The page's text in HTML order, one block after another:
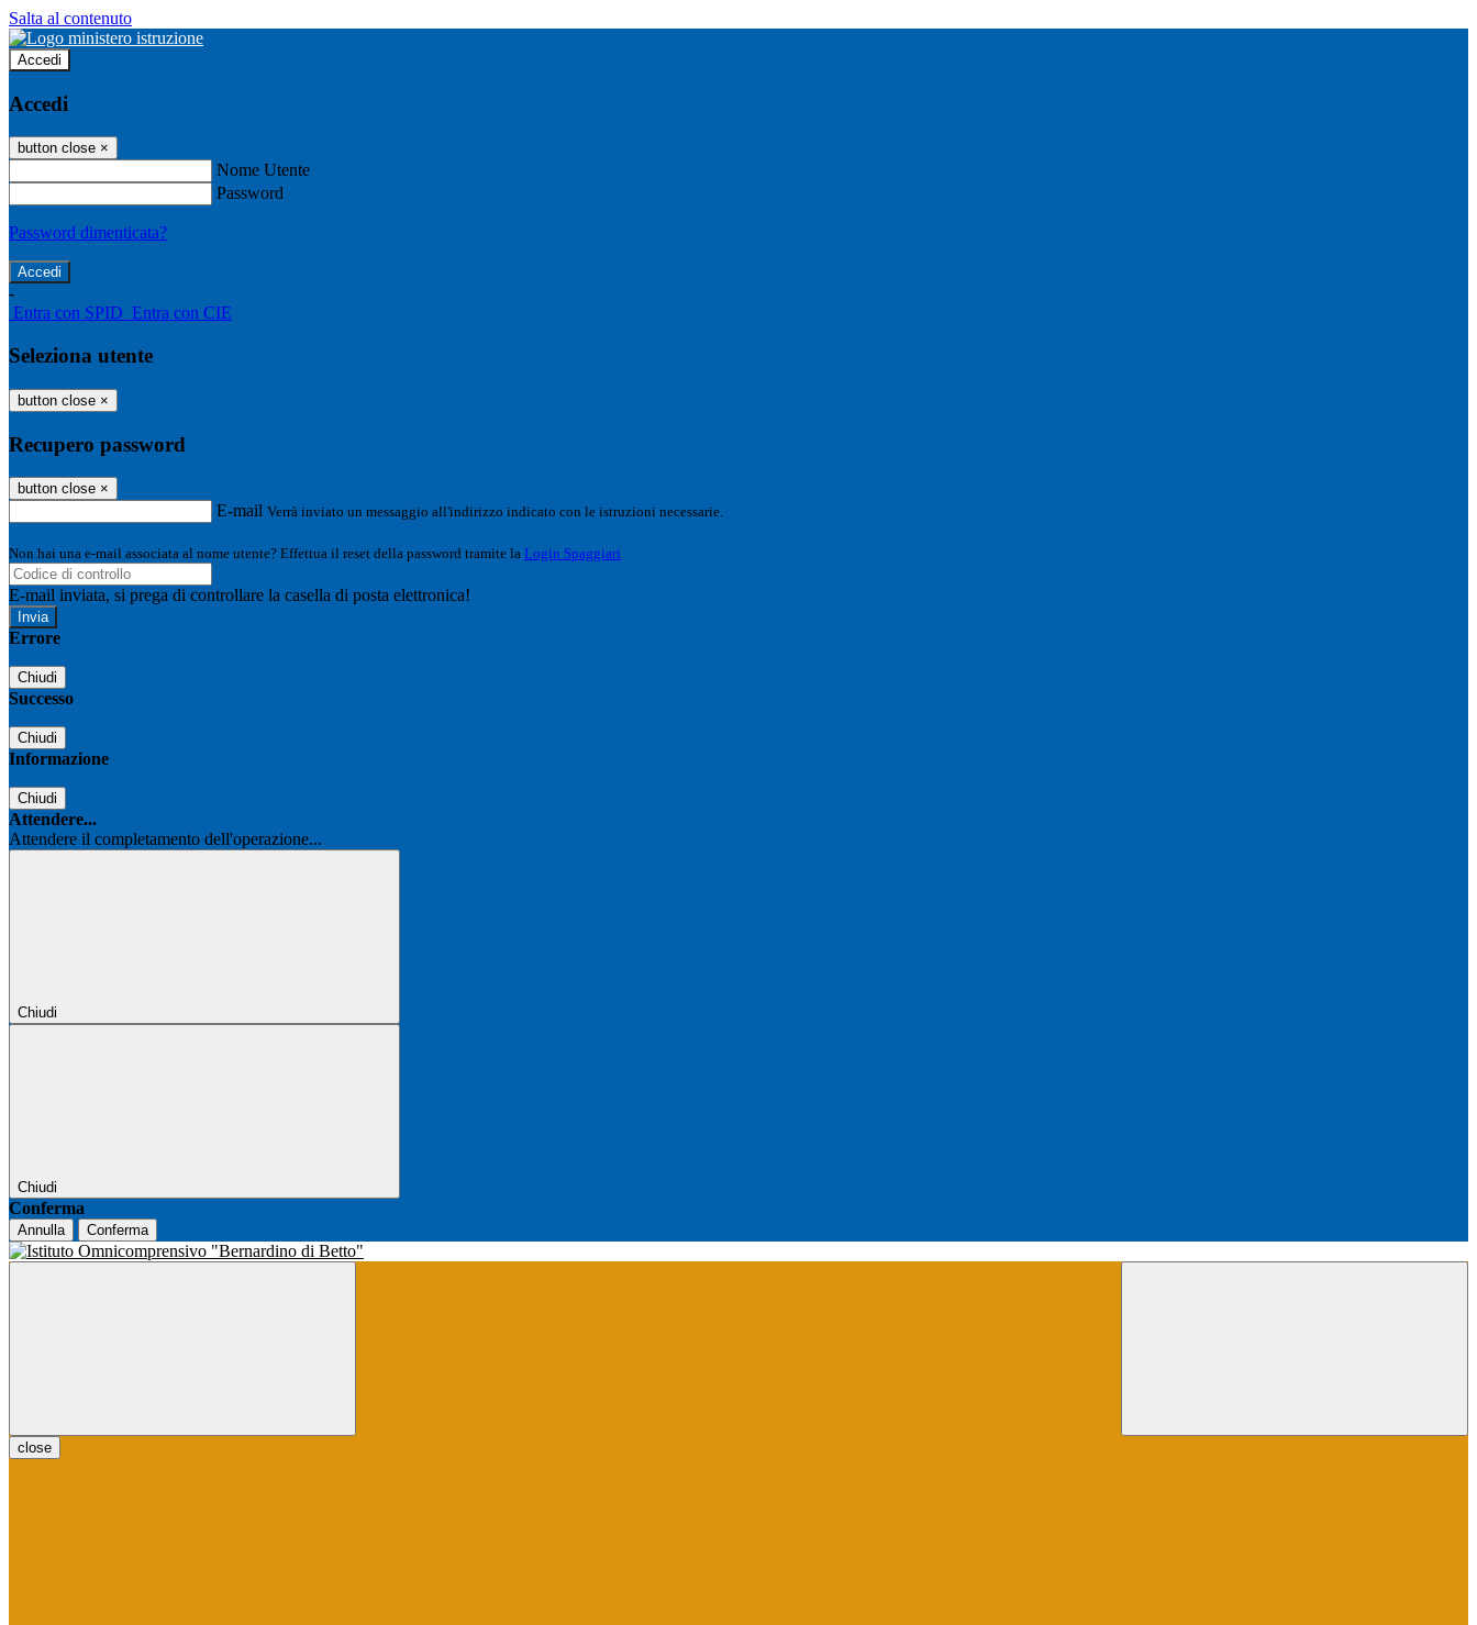
Salta al contenuto
Accedi
Accedi
button close ×
Nome Utente
Password
Password dimenticata?
-
Entra con SPID Entra con CIE
Seleziona utente
button close ×
Recupero password
button close ×
E-mail Verrà inviato un messaggio all'indirizzo indicato con le istruzioni necessarie.
Non hai una e-mail associata al nome utente? Effettua il reset della password tramite la Login Spaggiari
E-mail inviata, si prega di controllare la casella di posta elettronica!
Errore
Chiudi
Successo
Chiudi
Informazione
Chiudi
Attendere...
Attendere il completamento dell'operazione...
Chiudi
Chiudi
Conferma
Annulla Conferma
close